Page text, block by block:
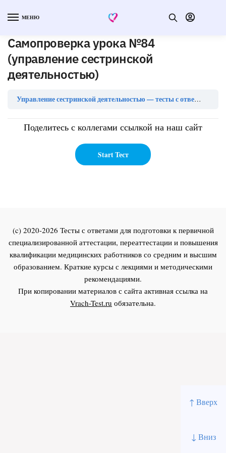
↑ Вверх
↓ Вниз
МЕНЮ
Самопроверка урока №84
(управление сестринской
деятельностью)
Управление сестринской деятельностью — тесты с ответами
Поделитесь с коллегами ссылкой на наш сайт
(c) 2020-2026 Тесты с ответами для подготовки к первичной
специализированной аттестации, переаттестации и повышения
квалификации медицинских работников со средним и высшим
образованием. Краткие курсы с лекциями и методическими
рекомендациями.
При копировании материалов с сайта активная ссылка на
Vrach-Test.ru обязательна.